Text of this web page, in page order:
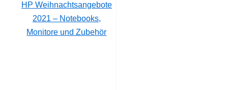
HP Weihnachtsangebote
2021 – Notebooks,
Monitore und Zubehör